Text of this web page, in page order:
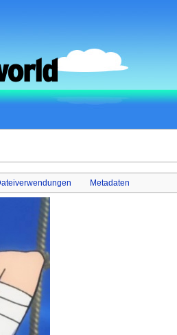
Metadaten